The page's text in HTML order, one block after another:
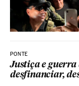
PONTE
Justiça e
desfinanciar,